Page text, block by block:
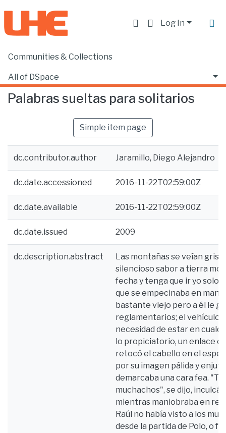
Log In
Communities & Collections
All of DSpace
Statistics
Home
Palabras sueltas para solitarios
Simple item page
dc.contributor.author Jaramillo, Diego Alejandro
dc.date.accessioned 2016-11-22T02:59:00Z
dc.date.available 2016-11-22T02:59:00Z
dc.date.issued 2009
dc.description.abstract
Las montañas se veían
silencioso sabor a tierra
fecha y tenga que ir yo
que se empecinaba en
bastante viejo pero a él le
reglamentarios; el vehículo
necesidad de estar en
lo propiciatorio, un enlace
retocó el cabello en el
por su imagen pálida y
demarcaba una cara fea.
muchachos", se dijo,
mientras maniobraba en
Raúl no había visto a los
desde la partida de Polo, o